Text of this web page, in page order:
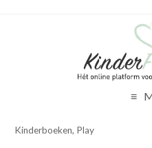
Kinderboeken, Play